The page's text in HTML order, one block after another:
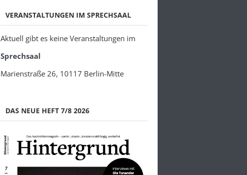
VERANSTALTUNGEN IM SPRECHSAAL
Aktuell gibt es keine Veranstaltungen im
Sprechsaal
Marienstraße 26, 10117 Berlin-Mitte
DAS NEUE HEFT 7/8 2026